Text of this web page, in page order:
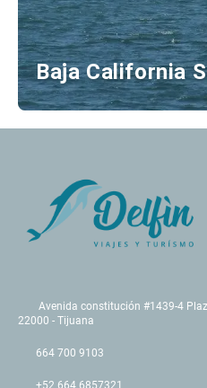
Baja California
Avenida constitución #1439-4
22000 - Tijuana
664 700 9103
+52 664 6857321